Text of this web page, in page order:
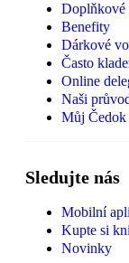
Doplňkové
Benefity
Dárkové
Často
Online
Naši
Můj Čedok
Sledujte nás
Mobilní
Kupte si
Novinky